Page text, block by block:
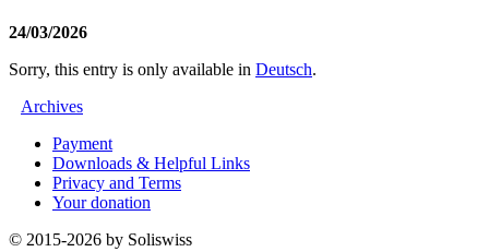
24/03/2026
Sorry, this entry is only available in Deutsch.
Archives
Payment
Downloads & Helpful Links
Privacy and Terms
Your donation
© 2015-2026 by Soliswiss